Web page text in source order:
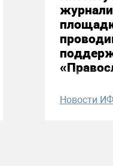
Новости